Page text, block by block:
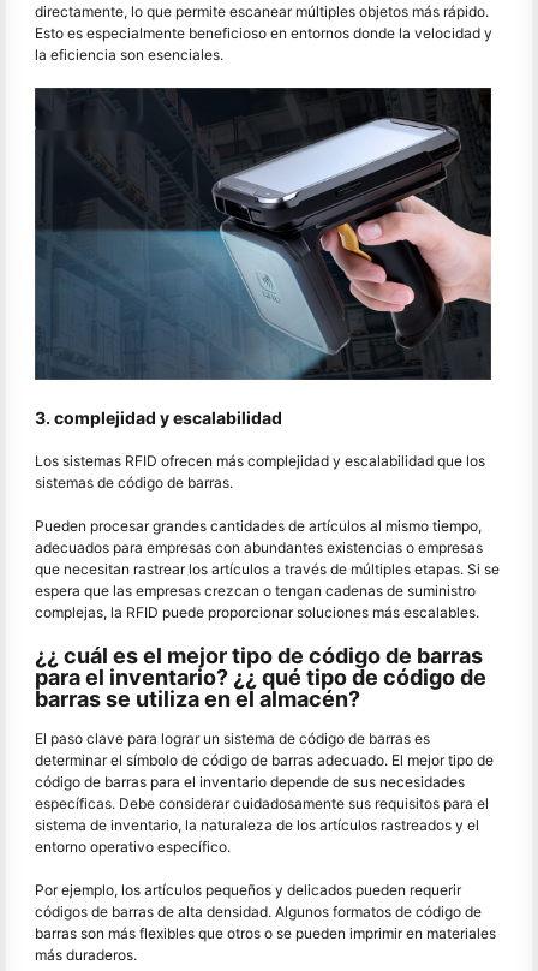
directamente, lo que permite escanear múltiples objetos más rápido.
Esto es especialmente beneficioso en entornos donde la velocidad y
la eficiencia son esenciales.
3. complejidad y escalabilidad
Los sistemas RFID ofrecen más complejidad y escalabilidad que los
sistemas de código de barras.
Pueden procesar grandes cantidades de artículos al mismo tiempo,
adecuados para empresas con abundantes existencias o empresas
que necesitan rastrear los artículos a través de múltiples etapas. Si se
espera que las empresas crezcan o tengan cadenas de suministro
complejas, la RFID puede proporcionar soluciones más escalables.
¿¿ cuál es el mejor tipo de código de barras
para el inventario? ¿¿ qué tipo de código de
barras se utiliza en el almacén?
El paso clave para lograr un sistema de código de barras es
determinar el símbolo de código de barras adecuado. El mejor tipo de
código de barras para el inventario depende de sus necesidades
específicas. Debe considerar cuidadosamente sus requisitos para el
sistema de inventario, la naturaleza de los artículos rastreados y el
entorno operativo específico.
Por ejemplo, los artículos pequeños y delicados pueden requerir
códigos de barras de alta densidad. Algunos formatos de código de
barras son más flexibles que otros o se pueden imprimir en materiales
más duraderos.